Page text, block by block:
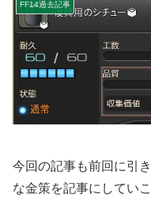
FF14過去記事
今回の記事も前回に引
な金策を記事にしてい